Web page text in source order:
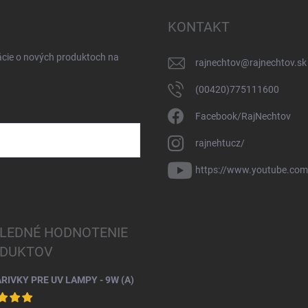
o nových produktoch na
KONTAKT
rajnechtov@rajnechtov.sk
(00420)775111600
Facebook/RajNechtov
rajnehtucz/
https://
HODNOTENIE
PRE UV LAMPY - 9W (A)